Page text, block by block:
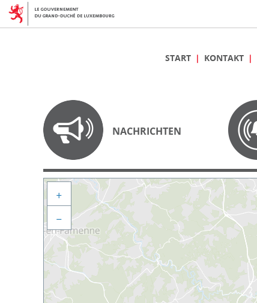
START KONTAKT
NACHRICHTEN
+
−